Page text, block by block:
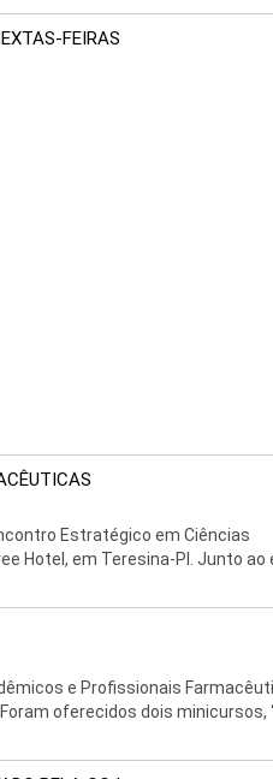
FEIRAS
Estratégico em Ciências
Hotel, em Teresina-PI. Junto ao
e Profissionais
oferecidos dois minicursos,